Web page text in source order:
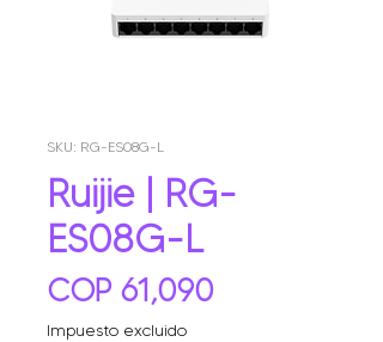
SKU: RG-ES08G-L
Ruijie | RG-
ES08G-L
COP 61,090Precio
Impuesto excluido